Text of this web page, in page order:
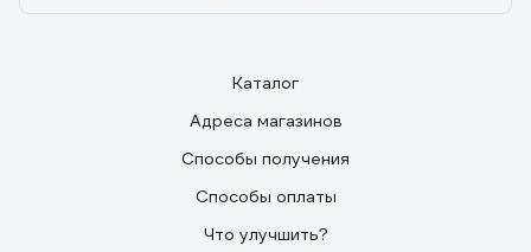
Каталог
Адреса магазинов
Способы получения
Способы оплаты
Что улучшить?